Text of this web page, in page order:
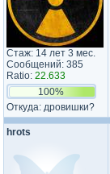
Стаж: 14 лет 3 мес.
Сообщений: 385
Ratio: 22.633
100%
Откуда: дровишки?
hrots